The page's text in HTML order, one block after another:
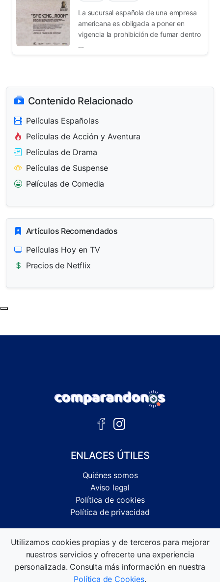
La sucursal española de una empresa
americana es obligada a poner en
vigencia la prohibición de fumar dentro
...
Contenido Relacionado
Películas Españolas
Películas de Acción y Aventura
Películas de Drama
Películas de Suspense
Películas de Comedia
Artículos Recomendados
Películas Hoy en TV
Precios de Netflix
ENLACES ÚTILES
Quiénes somos
Aviso legal
Política de cookies
Política de privacidad
informativas.
©2026 Comparandonos. Todos los derechos reservados.
Utilizamos cookies propias y de terceros para mejorar
nuestros servicios y ofrecerte una experiencia
personalizada. Consulta más información en nuestra
Política de Cookies.